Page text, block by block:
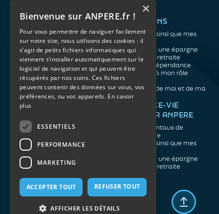
Mentions légales
Politique de confidentialité
QUI SOMMES-NOUS ?
L'association
Notre organisation
L’équipe
Les atouts du contrat
associatif
VOS BESOINS
Me protéger ainsi que mes
proches
Me constituer une épargne
Préparer ma retraite
Anticiper la dépendance
Me préparer à mon rôle
d'aidant
Prendre soin de moi et de ma
santé
NOS ARTICLES
Retraite
Prévoyance
Dépendance
Aidants
ASSURANCE-VIE
FACILE PAR ANPERE
Les fondamentaux de
l'assurance vie
Me protéger ainsi que mes
Me constituer une épargne
Préparer ma retraite
×
Bienvenue sur ANPERE.fr !
Pour vous permettre de naviguer facilement
sur notre site, nous utilisons des cookies : il
s’agit de petits fichiers informatiques qui
viennent s’installer automatiquement sur le
logiciel de navigation et qui peuvent être
récupérés par nos soins. Ces fichiers
peuvent contenir des données sur vous, vos
préférences, ou vos appareils. En savoir
plus
ESSENTIELS
PERFORMANCE
MARKETING
ACCEPTER TOUT REFUSER TOUT
AFFICHER LES DÉTAILS